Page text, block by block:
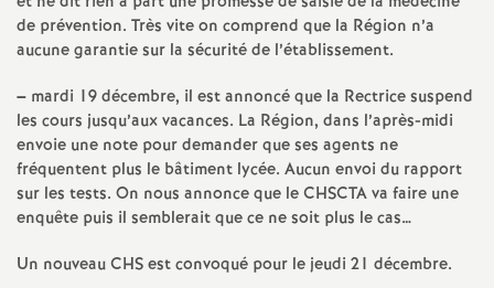
e
i
g
n
e
de prévention. Très vite on comprend que la Région n’a
aucune garantie sur la sécurité de l’établissement.
– mardi 19 décembre, il est annoncé que la Rectrice suspend
les cours jusqu’aux vacances. La Région, dans l’après-midi
envoie une note pour demander que ses agents ne
fréquentent plus le bâtiment lycée. Aucun envoi du rapport
sur les tests. On nous annonce que leCHSCTAva faire une
enquête puis il semblerait que ce ne soit plus le cas…
Un nouveauCHSest convoqué pour le jeudi 21 décembre.